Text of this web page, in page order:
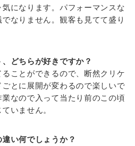
になります。パフォーマンスな
なりません。観客も見てて盛り
どちらが好きですか？
ことができるので、断然クリケ
とに展開が変わるので楽しいで
なので入って当たり前のこの頃
いません。
い何でしょうか？